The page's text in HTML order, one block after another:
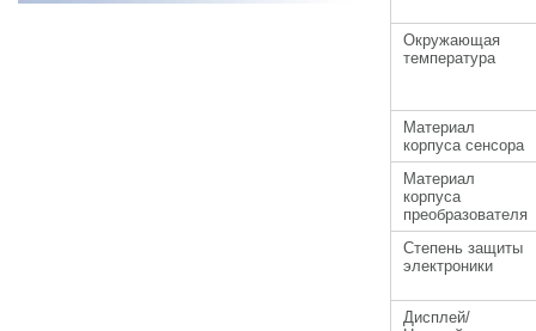
Окружающая
температура
Материал
корпуса сенсора
Материал
корпуса
преобразователя
Степень защиты
электроники
Дисплей/